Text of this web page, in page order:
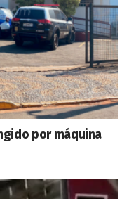
por máquina